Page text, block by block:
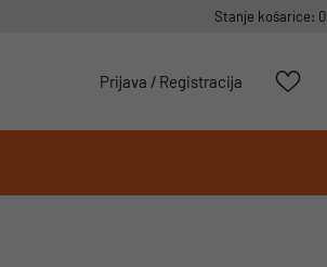
Stanje košarice:
Prijava / Registracija